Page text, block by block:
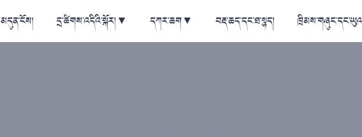
མདུན་ངོས། དྲ་ཚིགས་འདིའི་སྐོར།▼ དཀར་ཆག▼ བརྡ་ཆད་དང་ཐ་སྙད།